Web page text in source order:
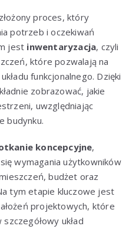
proces, który
potrzeb i oczekiwań
jest inwentaryzacja, czyli
które pozwalają na
funkcjonalnego. Dzięki
zobrazować, jakie
uwzględniając
budynku.
koncepcyjne,
wymagania użytkowników
budżet oraz
tym etapie kluczowe jest
projektowych, które
układ